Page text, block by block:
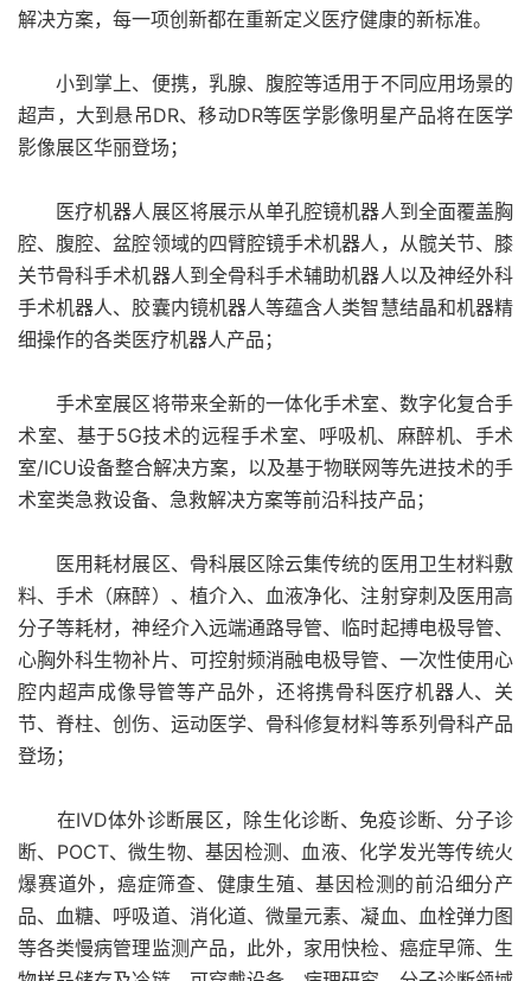
解决方案，每一项创新都在重新定义医疗健康的新标准。
小到掌上、便携，乳腺、腹腔等适用于不同应用场景的
超声，大到悬吊DR、移动DR等医学影像明星产品将在医学
影像展区华丽登场；
医疗机器人展区将展示从单孔腔镜机器人到全面覆盖胸
腔、腹腔、盆腔领域的四臂腔镜手术机器人，从髋关节、膝
关节骨科手术机器人到全骨科手术辅助机器人以及神经外科
手术机器人、胶囊内镜机器人等蕴含人类智慧结晶和机器精
细操作的各类医疗机器人产品；
手术室展区将带来全新的一体化手术室、数字化复合手
术室、基于5G技术的远程手术室、呼吸机、麻醉机、手术
室/ICU设备整合解决方案，以及基于物联网等先进技术的手
术室类急救设备、急救解决方案等前沿科技产品；
医用耗材展区、骨科展区除云集传统的医用卫生材料敷
料、手术（麻醉）、植介入、血液净化、注射穿刺及医用高
分子等耗材，神经介入远端通路导管、临时起搏电极导管、
心胸外科生物补片、可控射频消融电极导管、一次性使用心
腔内超声成像导管等产品外，还将携骨科医疗机器人、关
节、脊柱、创伤、运动医学、骨科修复材料等系列骨科产品
登场；
在IVD体外诊断展区，除生化诊断、免疫诊断、分子诊
断、POCT、微生物、基因检测、血液、化学发光等传统火
爆赛道外，癌症筛查、健康生殖、基因检测的前沿细分产
品、血糖、呼吸道、消化道、微量元素、凝血、血栓弹力图
等各类慢病管理监测产品，此外，家用快检、癌症早筛、生